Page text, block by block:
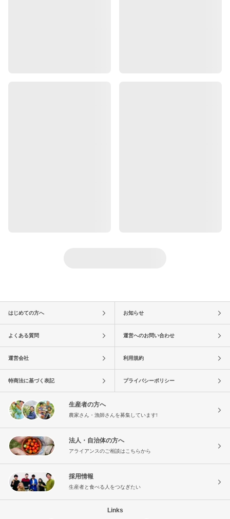
はじめての方へ お知らせ
よくある質問 運営へのお問い合わせ
運営会社 利用規約
特商法に基づく表記 プライバシーポリシー
生産者の方へ
農家さん・漁師さんを募集しています!
法人・自治体の方へ
アライアンスのご相談はこちらから
採用情報
生産者と食べる人をつなぎたい
Links